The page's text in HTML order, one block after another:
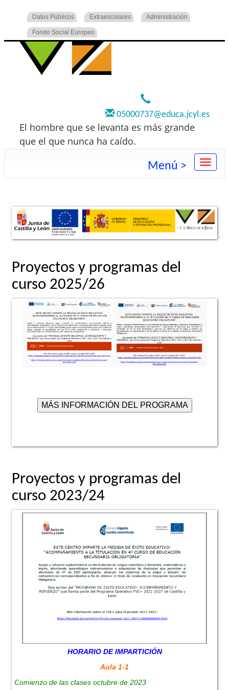
Datos Públicos Extraescolares Administración
Fondo Social Europeo
05000737@educa.jcyl.es
El hombre que se levanta es más grande
que el que nunca ha caído.
Menú >
Proyectos y programas del
curso 2025/26
Proyectos y programas del
curso 2023/24
HORARIO DE IMPARTICIÓN
Aula 1-1
Comienzo de las clases octubre de 2023